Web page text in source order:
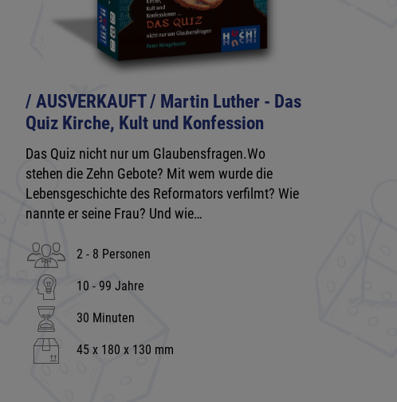
/ AUSVERKAUFT / Martin Luther - Das
Quiz Kirche, Kult und Konfession
Das Quiz nicht nur um Glaubensfragen.Wo
stehen die Zehn Gebote? Mit wem wurde die
Lebensgeschichte des Reformators verfilmt? Wie
nannte er seine Frau? Und wie…
2 - 8 Personen
10 - 99 Jahre
30 Minuten
45 x 180 x 130 mm